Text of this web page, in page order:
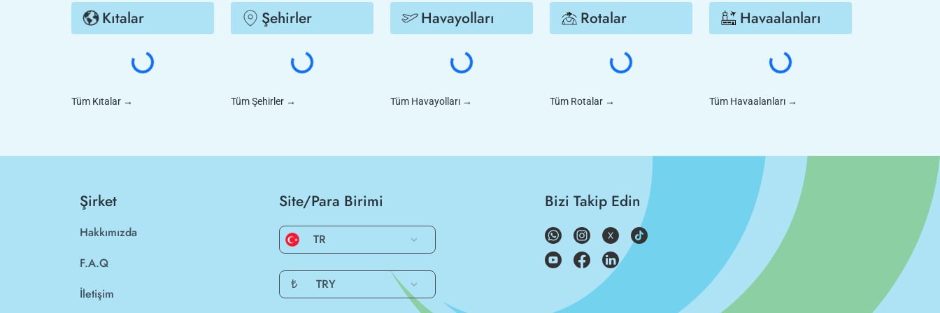
Kıtalar
Tüm Kıtalar →
Şehirler
Tüm Şehirler →
Havayolları
Tüm Havayolları →
Rotalar
Tüm Rotalar →
Havaalanları
Tüm Havaalanları →
Şirket
Hakkımızda
F.A.Q
İletişim
Site/Para Birimi
TR
₺ TRY
Bizi Takip Edin